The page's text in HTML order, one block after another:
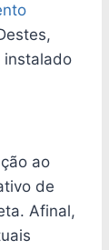
instalado
ao
de
Afinal,